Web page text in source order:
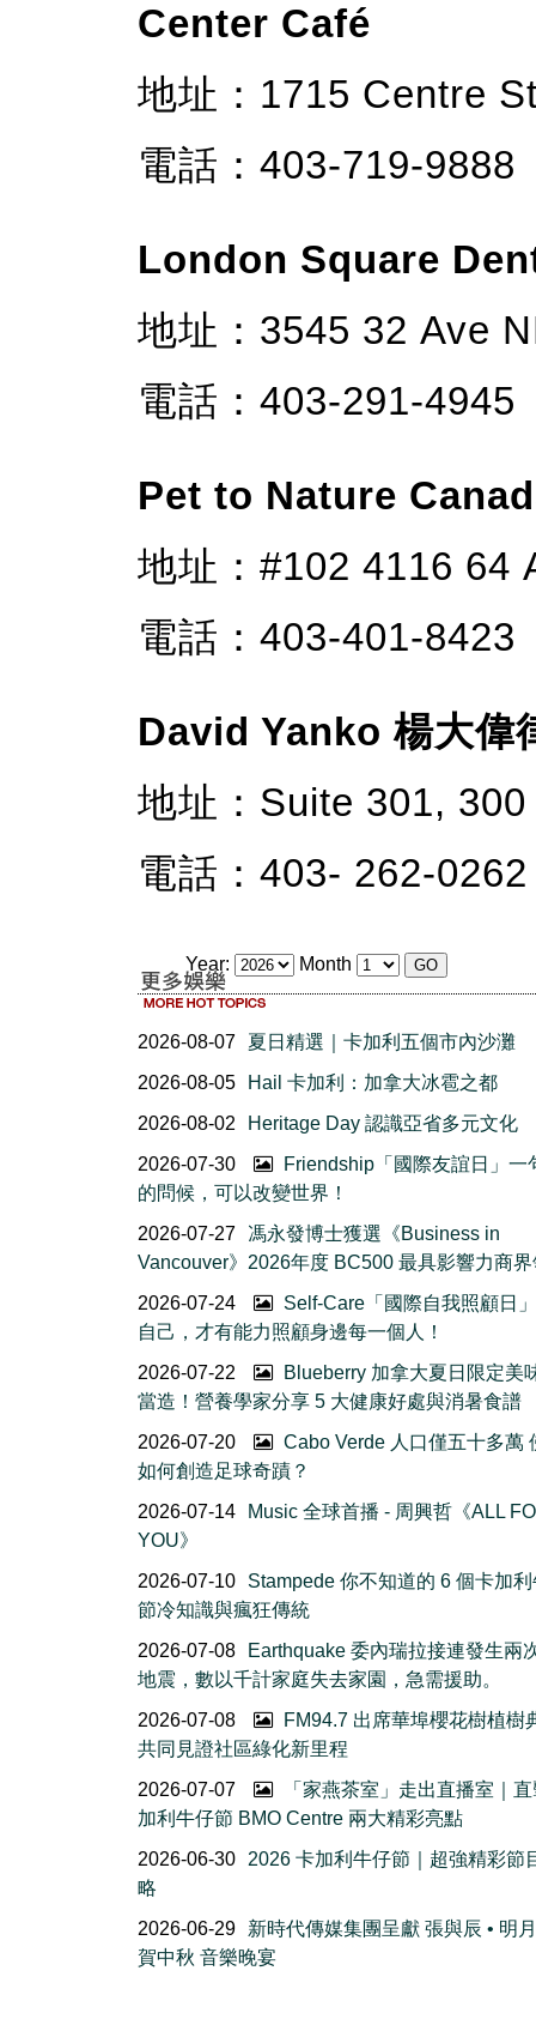
Center Café
地址：1715 Centre
電話：403-719-9888
London Square
地址：3545 32 Ave
電話：403-291-4945
Pet to Nature
地址：#102 4116 64
電話：403-401-8423
David Yanko 楊大偉
地址：Suite 301,
電話：403- 262-0262
Year: Month
2026-08-07
夏日精選｜卡加利五個市內沙灘
2026-08-05
Hail 卡加利：加拿大冰雹之都
2026-08-02
Heritage Day 認識亞省多元文化
2026-07-30
Friendship「國際友誼日」一
的問候，可以改變世界！
2026-07-27
馮永發博士獲選《Business in
Vancouver》2026年度 BC500 最具影響力商
2026-07-24
Self-Care「國際自我照顧日
自己，才有能力照顧身邊每一個人！
2026-07-22
Blueberry 加拿大夏日限定美
當造！營養學家分享 5 大健康好處與消暑食譜
2026-07-20
Cabo Verde 人口僅五十多萬
如何創造足球奇蹟？
2026-07-14
Music 全球首播 - 周興哲《ALL
YOU》
2026-07-10
Stampede 你不知道的 6 個卡加
節冷知識與瘋狂傳統
2026-07-08
Earthquake 委內瑞拉接連發生兩
地震，數以千計家庭失去家園，急需援助。
2026-07-08
FM94.7 出席華埠櫻花樹植
共同見證社區綠化新里程
2026-07-07
「家燕茶室」走出直播室｜
加利牛仔節 BMO Centre 兩大精彩亮點
2026-06-30
2026 卡加利牛仔節｜超強精彩節
略
2026-06-29
新時代傳媒集團呈獻 張與辰 • 明
賀中秋 音樂晚宴